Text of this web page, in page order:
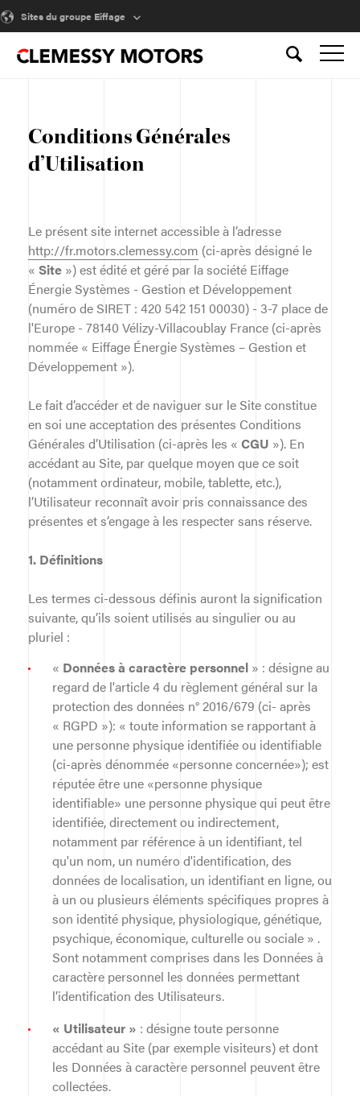
Sites du groupe Eiffage
Conditions Générales
d’Utilisation
Le présent site internet accessible à l’adresse
http://fr.motors.clemessy.com (ci-après désigné le
« Site ») est édité et géré par la société Eiffage
Énergie Systèmes - Gestion et Développement
(numéro de SIRET : 420 542 151 00030) - 3-7 place de
l'Europe - 78140 Vélizy-Villacoublay France (ci-après
nommée « Eiffage Énergie Systèmes – Gestion et
Développement »).
Le fait d’accéder et de naviguer sur le Site constitue
en soi une acceptation des présentes Conditions
Générales d’Utilisation (ci-après les « CGU »). En
accédant au Site, par quelque moyen que ce soit
(notamment ordinateur, mobile, tablette, etc.),
l’Utilisateur reconnaît avoir pris connaissance des
présentes et s’engage à les respecter sans réserve.
1. Définitions
Les termes ci-dessous définis auront la signification
suivante, qu’ils soient utilisés au singulier ou au
pluriel :
« Données à caractère personnel » : désigne au
regard de l'article 4 du règlement général sur la
protection des données n° 2016/679 (ci- après
« RGPD »): « toute information se rapportant à
une personne physique identifiée ou identifiable
(ci-après dénommée «personne concernée»); est
réputée être une «personne physique
identifiable» une personne physique qui peut être
identifiée, directement ou indirectement,
notamment par référence à un identifiant, tel
qu'un nom, un numéro d'identification, des
données de localisation, un identifiant en ligne, ou
à un ou plusieurs éléments spécifiques propres à
son identité physique, physiologique, génétique,
psychique, économique, culturelle ou sociale » .
Sont notamment comprises dans les Données à
caractère personnel les données permettant
l’identification des Utilisateurs.
« Utilisateur » : désigne toute personne
accédant au Site (par exemple visiteurs) et dont
les Données à caractère personnel peuvent être
collectées.